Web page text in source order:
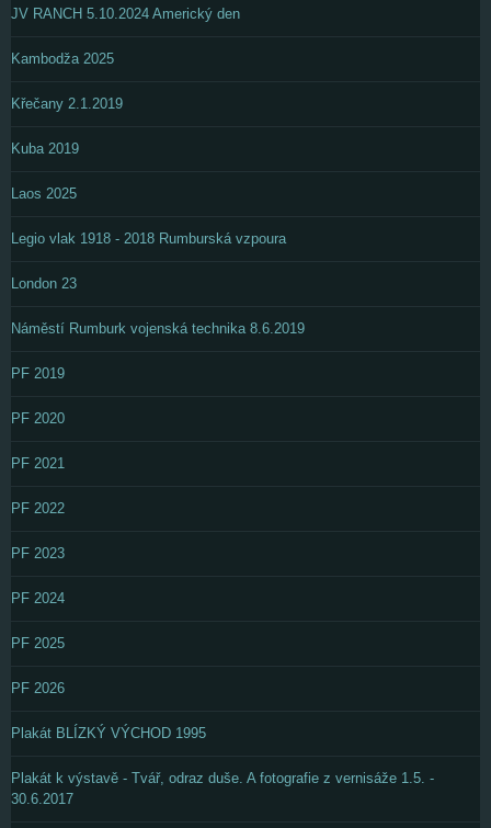
JV RANCH 5.10.2024 Americký den
Kambodža 2025
Křečany 2.1.2019
Kuba 2019
Laos 2025
Legio vlak 1918 - 2018 Rumburská vzpoura
London 23
Náměstí Rumburk vojenská technika 8.6.2019
PF 2019
PF 2020
PF 2021
PF 2022
PF 2023
PF 2024
PF 2025
PF 2026
Plakát BLÍZKÝ VÝCHOD 1995
Plakát k výstavě - Tvář, odraz duše. A fotografie z vernisáže 1.5. -
30.6.2017